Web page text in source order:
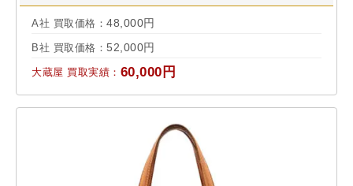
A社 買取価格： 48,000円
B社 買取価格： 52,000円
大蔵屋 買取実績： 60,000円